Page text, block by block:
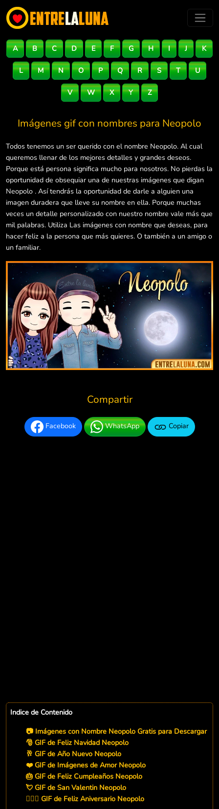
A B C D E F G H I J K
L M N O P Q R S T U
V W X Y Z
Imágenes gif con nombres para Neopolo
Todos tenemos un ser querido con el nombre Neopolo. Al cual
queremos llenar de los mejores detalles y grandes deseos.
Porque está persona significa mucho para nosotros. No pierdas la
oportunidad de obsequiar una de nuestras imágenes que digan
Neopolo . Así tendrás la oportunidad de darle a alguien una
imagen duradera que lleve su nombre en ella. Porque muchas
veces un detalle personalizado con nuestro nombre vale más que
mil palabras. Utiliza Las imágenes con nombre que deseas, para
hacer feliz a la persona que más quieres. O también a un amigo o
un familiar.
Compartir
Facebook WhatsApp Copiar
Indice de Contenido
📷 Imágenes con Nombre Neopolo Gratis para Descargar
🎅 GIF de Feliz Navidad Neopolo
🥂 GIF de Año Nuevo Neopolo
❤️ GIF de Imágenes de Amor Neopolo
🎂 GIF de Feliz Cumpleaños Neopolo
💘 GIF de San Valentin Neopolo
👨‍❤️‍👨 GIF de Feliz Aniversario Neopolo